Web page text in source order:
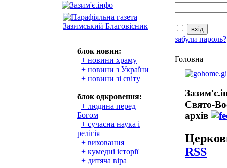
блок новин:
+ новини храму
+ новини з України
+ новини зі світу
блок одкровення:
+ людина перед
Богом
+ сучасна наука і
релігія
+ виховання
+ кумедні історії
+ дитяча віра
забули пароль?
Головна
Свято-
архів
RSS